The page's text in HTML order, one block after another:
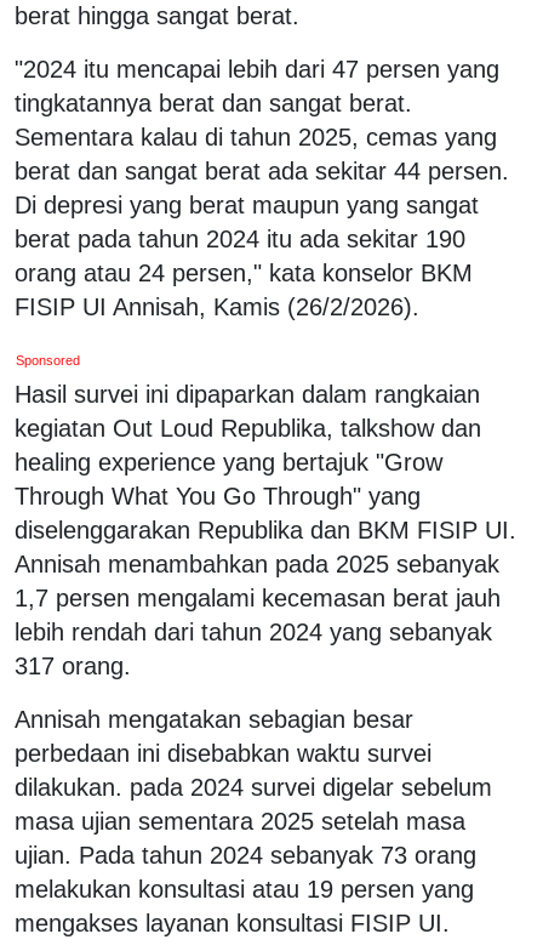
berat hingga sangat berat.
"2024 itu mencapai lebih dari 47 persen yang
tingkatannya berat dan sangat berat.
Sementara kalau di tahun 2025, cemas yang
berat dan sangat berat ada sekitar 44 persen.
Di depresi yang berat maupun yang sangat
berat pada tahun 2024 itu ada sekitar 190
orang atau 24 persen," kata konselor BKM
FISIP UI Annisah, Kamis (26/2/2026).
Sponsored
Hasil survei ini dipaparkan dalam rangkaian
kegiatan Out Loud Republika, talkshow dan
healing experience yang bertajuk "Grow
Through What You Go Through" yang
diselenggarakan Republika dan BKM FISIP UI.
Annisah menambahkan pada 2025 sebanyak
1,7 persen mengalami kecemasan berat jauh
lebih rendah dari tahun 2024 yang sebanyak
317 orang.
Annisah mengatakan sebagian besar
perbedaan ini disebabkan waktu survei
dilakukan. pada 2024 survei digelar sebelum
masa ujian sementara 2025 setelah masa
ujian. Pada tahun 2024 sebanyak 73 orang
melakukan konsultasi atau 19 persen yang
mengakses layanan konsultasi FISIP UI.